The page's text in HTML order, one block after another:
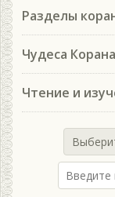
Разделы
Чудеса Корана
Чтение и